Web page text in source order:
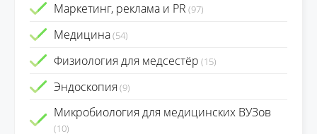
Маркетинг, реклама и PR (97)
Медицина(54)
Физиология для медсестёр (15)
Эндоскопия (9)
Микробиология для медицинских ВУЗов
(10)